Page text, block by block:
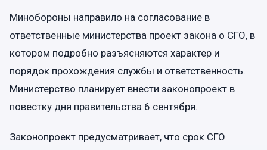
Минобороны направило на согласование в
ответственные министерства проект закона о СГО, в
котором подробно разъясняются характер и
порядок прохождения службы и ответственность.
Министерство планирует внести законопроект в
повестку дня правительства 6 сентября.
Законопроект предусматривает, что срок СГО